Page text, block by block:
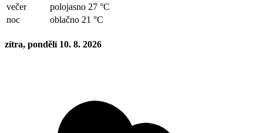
večer
polojasno 27 °C
noc
oblačno 21 °C
zítra, pondělí 10. 8. 2026